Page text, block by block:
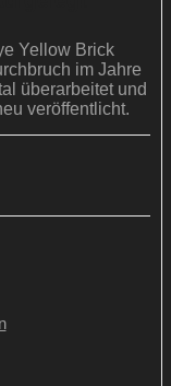
Yellow Brick
im Jahre
überarbeitet und
veröffentlicht.